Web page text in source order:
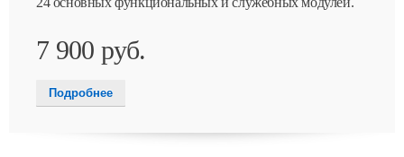
7 900 руб.
Подробнее